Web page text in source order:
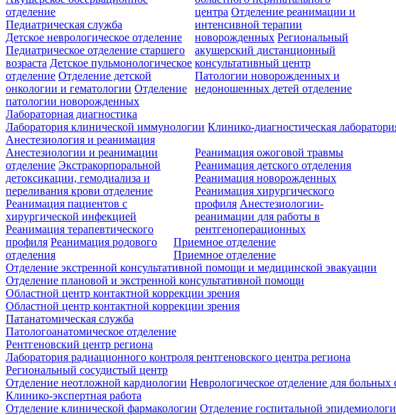
отделение
центра Отделение реанимации и
интенсивной терапии
новорожденных Региональный
акушерский дистанционный
консультативный центр
Патологии новорожденных и
недоношенных детей отделение
Педиатрическая служба
Детское неврологическое отделение
Педиатрическое отделение старшего
возраста Детское пульмонологическое
отделение Отделение детской
онкологии и гематологии Отделение
патологии новорожденных
Лабораторная диагностика
Лаборатория клинической иммунологии Клинико-диагностическая
Анестезиология и реанимация
Анестезиологии и реанимации
отделение Экстракорпоральной
детоксикации, гемодиализа и
переливания крови отделение
Реанимация пациентов с
хирургической инфекцией
Реанимация терапевтического
профиля Реанимация родового
отделения
Реанимация ожоговой травмы
Реанимация детского отделения
Реанимация новорожденных
Реанимация хирургического
профиля Анестезиологии-
реанимации для работы в
рентгеноперационных
Приемное отделение
Приемное отделение
Отделение экстренной консультативной помощи и медицинской эвакуации
Отделение плановой и экстренной консультативной помощи
Областной центр контактной коррекции зрения
Областной центр контактной коррекции зрения
Патанатомическая служба
Патологоанатомическое отделение
Рентгеновский центр региона
Лаборатория радиационного контроля рентгеновского центра региона
Региональный сосудистый центр
Отделение неотложной кардиологии Неврологическое отделение для
Клинико-экспертная работа
Отделение клинической фармакологии Отделение госпитальной